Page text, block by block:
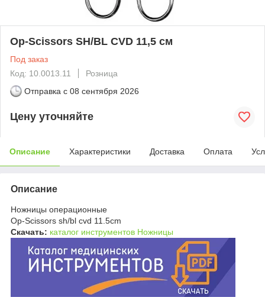
Op-Scissors SH/BL CVD 11,5 см
Под заказ
Код: 10.0013.11
Розница
Отправка с 08 сентября 2026
Цену уточняйте
Описание Характеристики Доставка Оплата
Описание
Ножницы операционные
Op-Scissors sh/bl cvd 11.5cm
Скачать: каталог инструментов Ножницы